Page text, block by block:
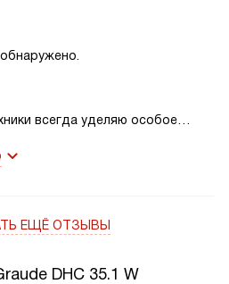
всегда уделяю особое
при покупке этой вытяжки.
в использовании. Кнопочные
ЕЩЁ ОТЗЫВЫ
DHC 35.1 W